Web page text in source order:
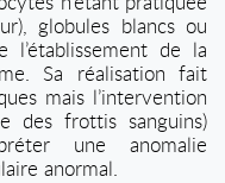
globules blancs ou
l’établissement de la
Sa réalisation fait
mais l’intervention
des frottis sanguins)
une anomalie
anormal.